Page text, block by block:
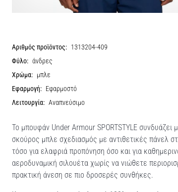
Αριθμός προϊόντος: 1313204-409
Φύλο: άνδρες
Χρώμα: μπλε
Εφαρμογή: Εφαρμοστό
Λειτουργία: Αναπνεύσιμο
Το μπουφάν Under Armour SPORTSTYLE
σκούρος μπλε σχεδιασμός με αντιθετικές πάνελ
τόσο για ελαφριά προπόνηση όσο και για
αεροδυναμική σιλουέτα χωρίς να νιώθετε
πρακτική άνεση σε πιο δροσερές συνθήκες.